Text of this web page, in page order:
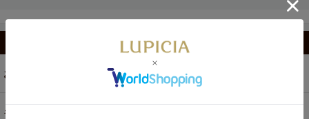
お茶
ギフト